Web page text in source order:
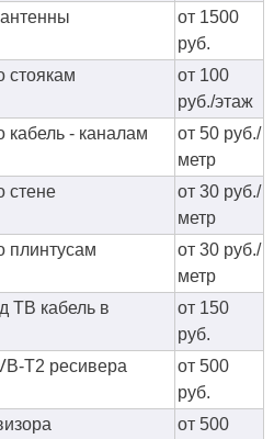
от 1500
руб.
стоякам
от 100
руб./этаж
кабель - каналам
от 50 руб./
метр
стене
от 30 руб./
метр
плинтусам
от 30 руб./
метр
ТВ кабель в
от 150
руб.
T2 ресивера
от 500
руб.
от 500